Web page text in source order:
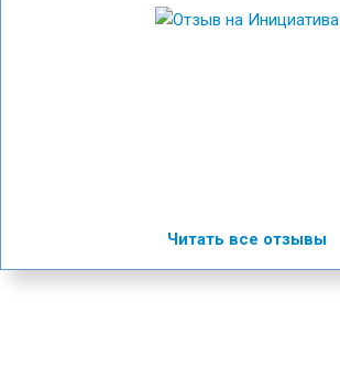
Читать все отзывы